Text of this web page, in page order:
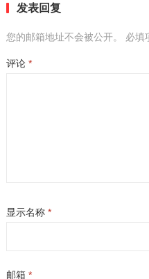
发表回复
您的邮箱地址不会被公开。 必填
评论 *
显示名称 *
邮箱 *